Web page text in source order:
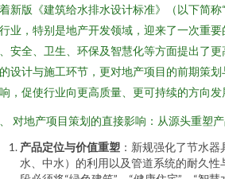
新版《建筑给水排水设计标准》（以下简
业，特别是地产开发领域，迎来了一次重
安全、卫生、环保及智慧化等方面提出了
设计与施工环节，更对地产项目的前期策
，促使行业向更高质量、更可持续的方向发
对地产项目策划的直接影响：从源头重塑
产品定位与价值重塑 ：新规强化了节水
水、中水）的利用以及管道系统的耐久